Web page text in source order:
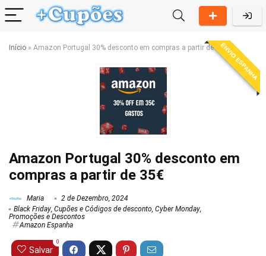
Início » Amazon Portugal 30% desconto em compras a partir de 35€ENVIO ESPANHA
Amazon Portugal 30% desconto em
compras a partir de 35€
Maria
2 de Dezembro, 2024
Black Friday, Cupões e Códigos de desconto, Cyber Monday,
Promoções e Descontos
Amazon Espanha
Salvar
0